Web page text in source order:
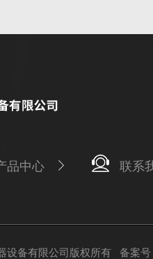
品中心 联系
设备有限公司版权所有 备案号